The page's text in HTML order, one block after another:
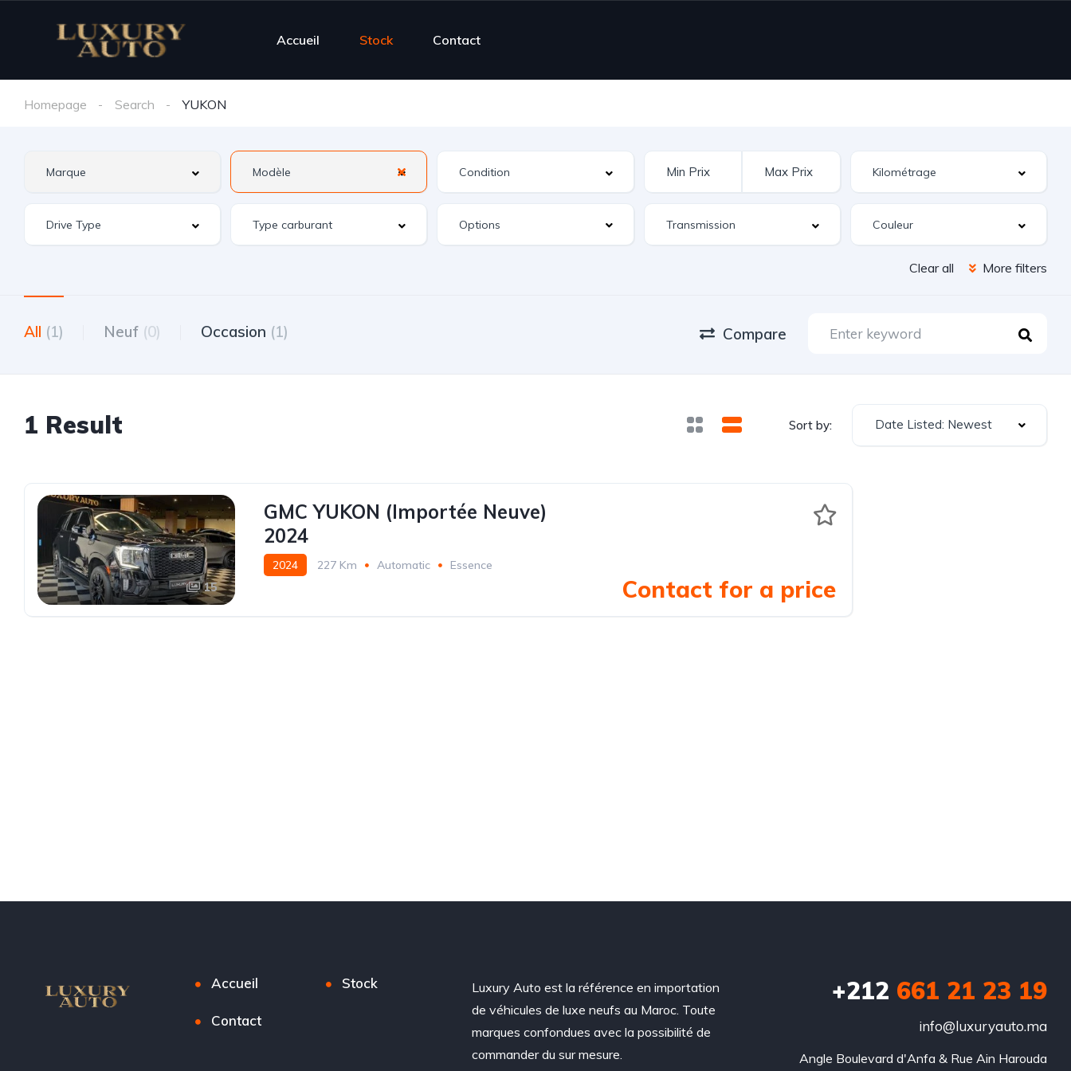
Accueil Stock Contact
Homepage Search YUKON
Options
Clear all More filters
All (1) Neuf (0) Occasion (1) Compare
1 Result Sort by: Date Listed: Newest
15
GMC YUKON (Importée Neuve)
2024
2024 227 Km Automatic Essence
Contact for a price
Accueil Stock
Contact
Luxury Auto est la référence en importation
de véhicules de luxe neufs au Maroc. Toute
marques confondues avec la possibilité de
commander du sur mesure.
+212 ‭661 21 23 19‬
info@luxuryauto.ma
Angle Boulevard d'Anfa & Rue Ain Harouda